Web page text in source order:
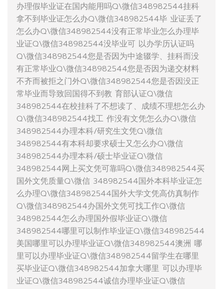
办理假毕业证在国内能用吗Q\微信348982544挂科
拿不到毕业证怎么办Q\微信348982544毕 业证丢了
怎么办Q\微信348982544没有正常毕业怎么办理毕
业证Q\微信348982544没毕业可 以办学历认证吗
Q\微信348982544您是否因为中途辍学、挂科而没
有正常毕业Q\微信348982544您是否因为递交材料
不齐而被拒之门外Q\微信348982544您是否因没正
常毕业而导致回国得不到教 育部认证Q\微信
348982544在校挂科了不想读了、成绩不理想怎么办
Q\微信348982544找工 作没有文凭怎么办Q\微信
348982544办理本科/研究生文凭Q\微信
348982544有本科却要求硕士又怎么办Q\微信
348982544办理本科/硕士毕业证Q\微信
348982544网上买文凭可靠吗Q\微信348982544买
国外文凭质量Q\微信 348982544国外本科毕业证怎
么办理Q\微信348982544国外大学文凭高仿真制作
Q\微信348982544办国外文凭可找工作Q\微信
348982544怎么办理国外假毕业证Q\微信
348982544哪里可以制作毕业证Q\微信348982544
美国哪里可以办理毕业证Q\微信348982544澳洲 哪
里可以办理毕业证Q\微信348982544留学生在哪里
买毕业证Q\微信348982544加拿大哪里 可以办理毕
业证Q\微信348982544诚信办理毕业证Q\微信